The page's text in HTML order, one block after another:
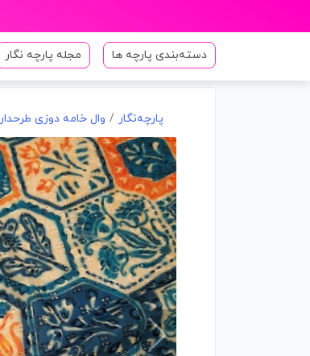
دسته‌بندی پارچه ها مجله پارچه نگار
پارچه‌نگار وال خامه دوزی طرحدار